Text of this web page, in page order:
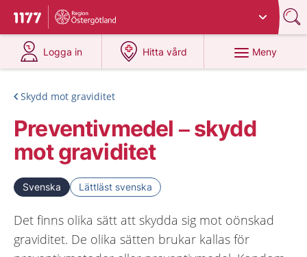
Till startsidan för 1177
Du har valt region
Logga in
på 1177.se
Hitta vård
på 1177.se
Meny
Skydd mot graviditet
Preventivmedel – skydd
mot graviditet
Svenska Lättläst svenska
Det finns olika sätt att skydda sig mot oönskad
graviditet. De olika sätten brukar kallas för